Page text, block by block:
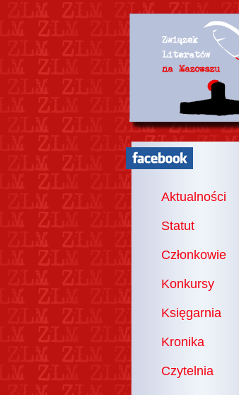
Aktualności
Statut
Członkowie
Konkursy
Księgarnia
Kronika
Czytelnia